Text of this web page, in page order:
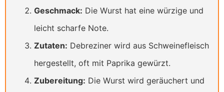
Geschmack: Die Wurst hat eine würzige und
leicht scharfe Note.
Zutaten: Debreziner wird aus Schweinefleisch
hergestellt, oft mit Paprika gewürzt.
Zubereitung: Die Wurst wird geräuchert und